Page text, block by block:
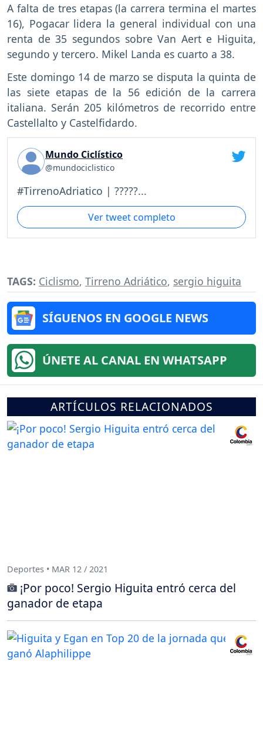
A falta de tres etapas (la carrera termina el martes
16), Pogacar lidera la general individual con una
renta de 35 segundos sobre Van Aert e Higuita,
segundo y tercero. Mikel Landa es cuarto a 38.
Este domingo 14 de marzo se disputa la quinta de
las siete etapas de la 56 edición de la carrera
italiana. Serán 205 kilómetros de recorrido entre
Castellalto y Castelfidardo.
Mundo Ciclístico
@mundociclistico
#TirrenoAdriatico | ?????...
Ver tweet completo
TAGS: Ciclismo, Tirreno Adriático, sergio higuita
SÍGUENOS EN GOOGLE NEWS
ÚNETE AL CANAL EN WHATSAPP
ARTÍCULOS RELACIONADOS
Deportes • MAR 12 / 2021
¡Por poco! Sergio Higuita entró cerca del
ganador de etapa